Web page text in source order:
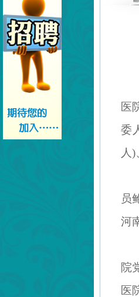
医
委
人
员
河
院
医